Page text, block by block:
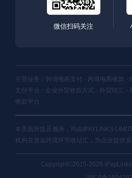
微信扫码关注
主营业务：跨境电商支付 · 跨境电商收款 ·
支付平台 · 企业外贸收款方式 · 外贸结汇 ·
收款平台
本页面所提及服务，均由IPAYLINKS
机构在资金跨境环节收结汇，为企业提供安
Copyright©2015-2026 iPayLinks